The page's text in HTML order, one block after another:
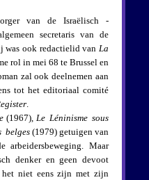
van de Israëlisch -
secretaris van de
was ook redactielid van La
rol in mei 68 te Brussel en
zal ook deelnemen aan
tot het editoriaal comité
(1967), Le Léninisme sous
belges(1979) getuigen van
Maar
denker en geen devoot
het niet eens zijn met zijn